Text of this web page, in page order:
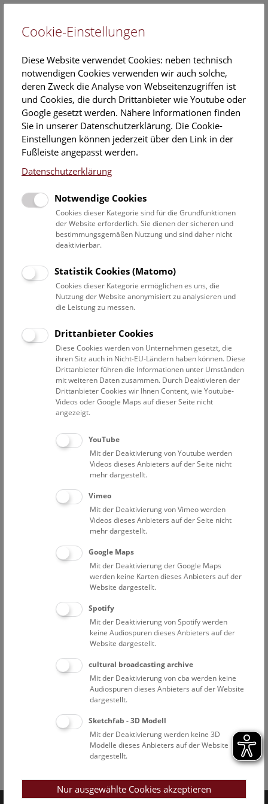
EN
Veranstaltungskalender
Informationen zu Gruppen,- Kindergarten- und
Schulprogrammen finden Siehier
Datumsfilter
1.1.2022
Datum auswählen
Erweiterte Suche
Filter zurücksetzen
1. Januar 2022
Bisher keine Ergebnisse. Dienstags ist das NHM Wien
in der Regel geschlossen. Ausnahmen finden sie
Eine Nacht im Museum
Cookie-Einstellungen
Diese Website verwendet Cookies: neben technisch
notwendigen Cookies verwenden wir auch solche,
deren Zweck die Analyse von Webseitenzugriffen ist
und Cookies, die durch Drittanbieter wie Youtube oder
Google gesetzt werden. Nähere Informationen finden
Sie in unserer Datenschutzerklärung. Die Cookie-
Einstellungen können jederzeit über den Link in der
Fußleiste angepasst werden.
Datenschutzerklärung
Notwendige Cookies
Cookies dieser Kategorie sind für die Grundfunktionen
der Website erforderlich. Sie dienen der sicheren und
bestimmungsgemäßen Nutzung und sind daher nicht
deaktivierbar.
Statistik Cookies (Matomo)
Cookies dieser Kategorie ermöglichen es uns, die
Nutzung der Website anonymisiert zu analysieren und
die Leistung zu messen.
Drittanbieter Cookies
Diese Cookies werden von Unternehmen gesetzt, die
ihren Sitz auch in Nicht-EU-Ländern haben können. Diese
Drittanbieter führen die Informationen unter Umständen
mit weiteren Daten zusammen. Durch Deaktivieren der
Drittanbieter Cookies wir Ihnen Content, wie Youtube-
Videos oder Google Maps auf dieser Seite nicht
angezeigt.
YouTube
Mit der Deaktivierung von Youtube werden
Videos dieses Anbieters auf der Seite nicht
mehr dargestellt.
Vimeo
Mit der Deaktivierung von Vimeo werden
Videos dieses Anbieters auf der Seite nicht
mehr dargestellt.
Google Maps
Mit der Deaktivierung der Google Maps
werden keine Karten dieses Anbieters auf der
Website dargestellt.
Spotify
Mit der Deaktivierung von Spotify werden
keine Audiospuren dieses Anbieters auf der
Website dargestellt.
cultural broadcasting archive
Mit der Deaktivierung von cba werden keine
Audiospuren dieses Anbieters auf der Website
dargestellt.
Sketchfab - 3D Modell
Mit der Deaktivierung werden keine 3D
Modelle dieses Anbieters auf der Website
dargestellt.
Nur ausgewählte Cookies akzeptieren